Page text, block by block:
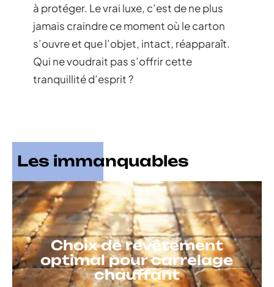
à protéger. Le vrai luxe, c’est de ne plus
jamais craindre ce moment où le carton
s’ouvre et que l’objet, intact, réapparaît.
Qui ne voudrait pas s’offrir cette
tranquillité d’esprit ?
Les immanquables
Choix de revêtement
optimal pour carrelage
chauffant